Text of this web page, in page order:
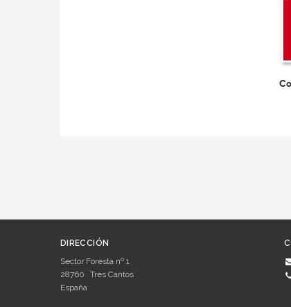
DIRECCIÓN
Sector Foresta nº 1
28760
Tres Cantos
España